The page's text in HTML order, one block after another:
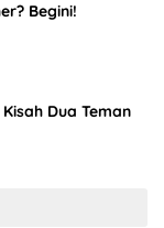
Begini!
Dua Teman